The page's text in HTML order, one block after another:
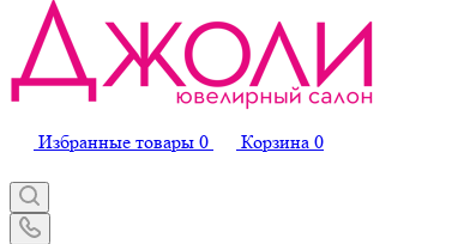
Избранные товары 0 Корзина 0